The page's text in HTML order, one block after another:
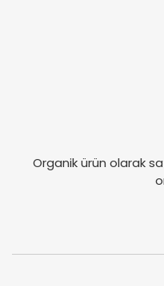
Organik ürün olarak